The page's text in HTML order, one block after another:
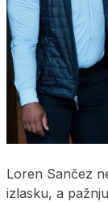
Loren Sančez
izlasku, a